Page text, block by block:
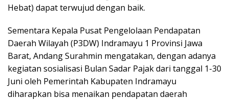
Hebat) dapat terwujud dengan baik.
Sementara Kepala Pusat Pengelolaan Pendapatan
Daerah Wilayah (P3DW) Indramayu 1 Provinsi Jawa
Barat, Andang Surahmin mengatakan, dengan adanya
kegiatan sosialisasi Bulan Sadar Pajak dari tanggal 1-30
Juni oleh Pemerintah Kabupaten Indramayu
diharapkan bisa menaikan pendapatan daerah